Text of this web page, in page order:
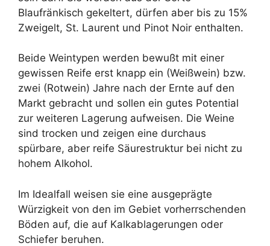
Blaufränkisch gekeltert, dürfen aber bis zu 15%
Zweigelt, St. Laurent und Pinot Noir enthalten.
Beide Weintypen werden bewußt mit einer
gewissen Reife erst knapp ein (Weißwein) bzw.
zwei (Rotwein) Jahre nach der Ernte auf den
Markt gebracht und sollen ein gutes Potential
zur weiteren Lagerung aufweisen. Die Weine
sind trocken und zeigen eine durchaus
spürbare, aber reife Säurestruktur bei nicht zu
hohem Alkohol.
Im Idealfall weisen sie eine ausgeprägte
Würzigkeit von den im Gebiet vorherrschenden
Böden auf, die auf Kalkablagerungen oder
Schiefer beruhen.